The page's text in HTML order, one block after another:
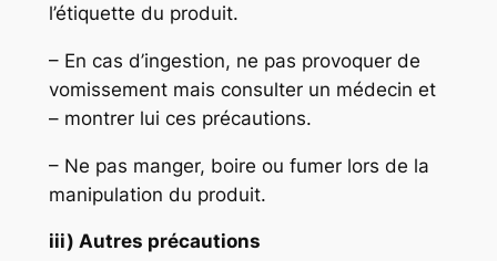
l’étiquette du produit.
– En cas d’ingestion, ne pas provoquer de
vomissement mais consulter un médecin et
– montrer lui ces précautions.
– Ne pas manger, boire ou fumer lors de la
manipulation du produit.
iii) Autres précautions